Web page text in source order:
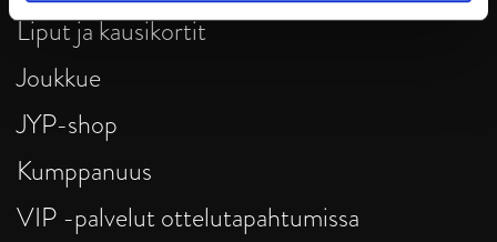
Liput ja kausikortit
Joukkue
JYP-shop
Kumppanuus
VIP -palvelut ottelutapahtumissa